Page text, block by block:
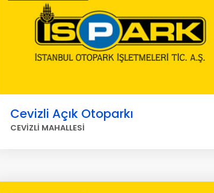
Cevizli Açık Otoparkı
CEVİZLİ MAHALLESİ